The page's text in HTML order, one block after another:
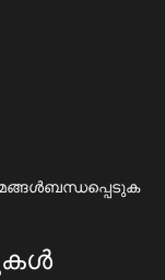
ബന്ധപ്പെടുക